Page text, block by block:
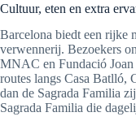
Cultuur, eten en extra
Barcelona biedt een rijke
verwennerij. Bezoekers
MNAC en Fundació
routes langs Casa Batlló,
dan de Sagrada Familia
Sagrada Familia die